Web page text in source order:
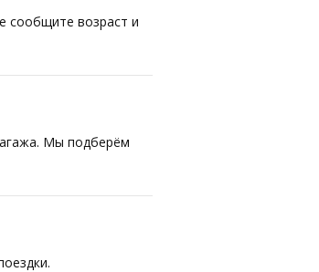
сообщите возраст и
Мы подберём